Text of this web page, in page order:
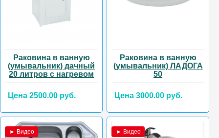
Раковина в ванную
(умывальник) дачный
20 литров с нагревом
Цена 2500.00 руб.
Раковина в ванную
(умывальник) ЛАДОГА
50
Цена 3000.00 руб.
► Видео ► Видео